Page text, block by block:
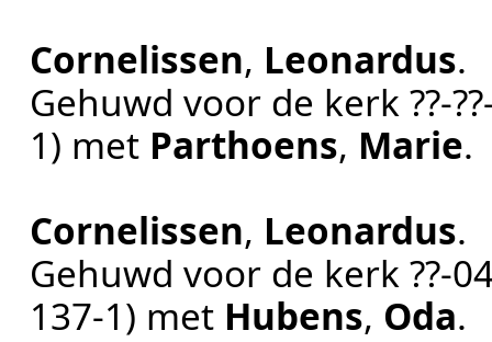
Cornelissen, Leonardus.
Gehuwd voor de kerk
1) met Parthoens, Marie.
Cornelissen, Leonardus.
Gehuwd voor de kerk
137-1) met Hubens, Oda.